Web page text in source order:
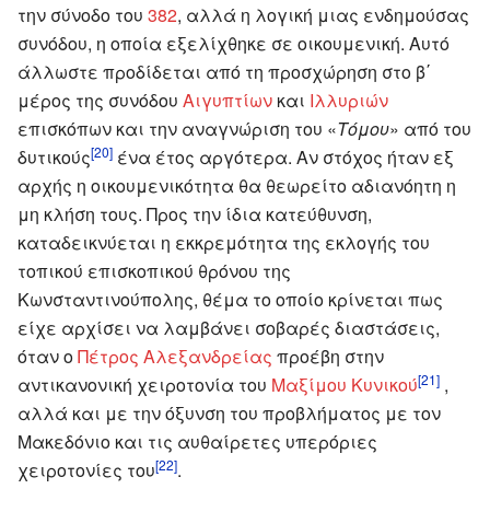
την σύνοδο του 382, αλλά η λογική μιας ενδημούσας
συνόδου, η οποία εξελίχθηκε σε οικουμενική. Αυτό
άλλωστε προδίδεται από τη προσχώρηση στο β΄
μέρος της συνόδου Αιγυπτίων και Ιλλυριών
επισκόπων και την αναγνώριση του «Τόμου» από του
δυτικούς[20] ένα έτος αργότερα. Αν στόχος ήταν εξ
αρχής η οικουμενικότητα θα θεωρείτο αδιανόητη η
μη κλήση τους. Προς την ίδια κατεύθυνση,
καταδεικνύεται η εκκρεμότητα της εκλογής του
τοπικού επισκοπικού θρόνου της
Κωνσταντινούπολης, θέμα το οποίο κρίνεται πως
είχε αρχίσει να λαμβάνει σοβαρές διαστάσεις,
όταν οΠέτρος Αλεξανδρείας προέβη στην
αντικανονική χειροτονία του Μαξίμου Κυνικού[21] ,
αλλά και με την όξυνση του προβλήματος με τον
Μακεδόνιο και τις αυθαίρετες υπερόριες
χειροτονίες του[22].